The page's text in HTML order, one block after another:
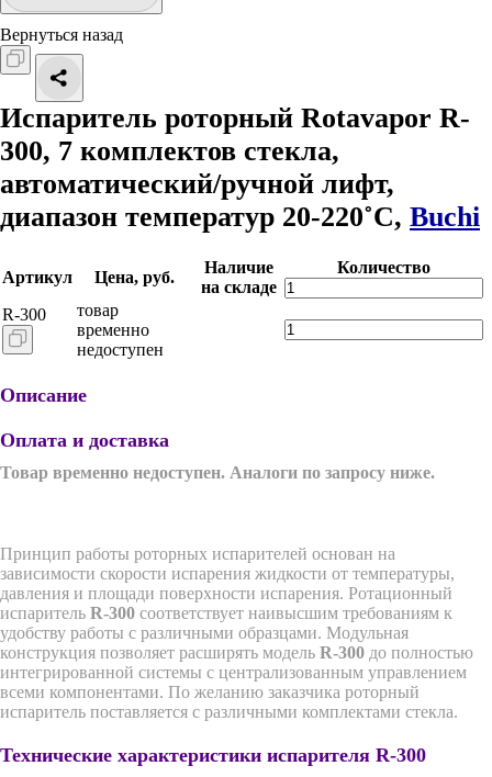
Вернуться назад
Испаритель роторный Rotavapor R-
300, 7 комплектов стекла,
автоматический/ручной лифт,
диапазон температур 20-220˚С, Buchi
Артикул Цена, руб.
Наличие
на складе
Количество
R-300
товар
временно
недоступен
Описание
Оплата и доставка
Товар временно недоступен. Аналоги по запросу ниже.
Принцип работы роторных испарителей основан на
зависимости скорости испарения жидкости от температуры,
давления и площади поверхности испарения. Ротационный
испаритель R-300 соответствует наивысшим требованиям к
удобству работы с различными образцами. Модульная
конструкция позволяет расширять модель R-300 до полностью
интегрированной системы с централизованным управлением
всеми компонентами. По желанию заказчика роторный
испаритель поставляется с различными комплектами стекла.
Технические характеристики испарителя R-300